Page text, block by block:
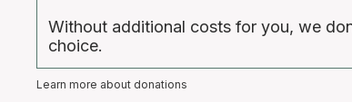
Without additional costs for you, we
choice.
Learn more about donations